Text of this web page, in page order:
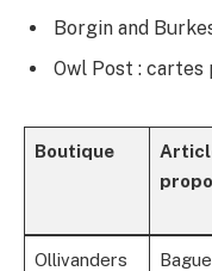
Borgin and
Owl Post :
Boutique
Ollivanders